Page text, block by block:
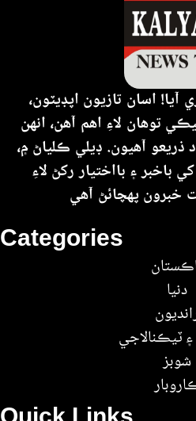
Quick Links
Categories
دنيا
ٽيڪنالاجي
شوبز
اسان تازيون اپڊيٽون،
توهان لاءِ اهم آهن، انهن
ذريعو آهيون. ڊيلي ڪلياڻ ۾،
۽ بااختيار رکڻ لاءِ